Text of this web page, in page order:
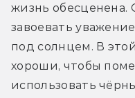
жизнь обесценена.
завоевать
под солнцем. В
хороши, чтобы
использовать